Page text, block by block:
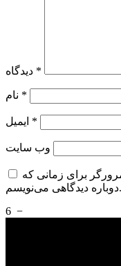
*
*
*
وب‌ سایت
برای زمانی که
دوباره دیدگاهی می‌نویسم.
6 −